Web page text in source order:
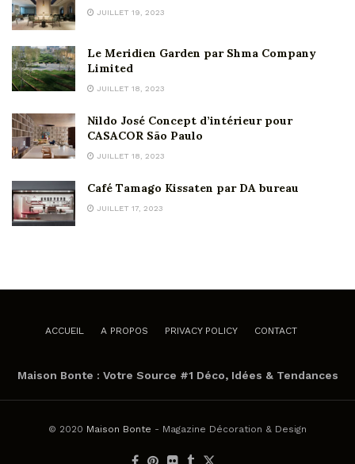
JUILLET 19, 2023
Le Meridien Garden par Shma Company
Limited
JUILLET 18, 2023
Nildo José Concept d’intérieur pour
CASACOR São Paulo
JUILLET 18, 2023
Café Tamago Kissaten par DA bureau
JUILLET 17, 2023
ACCUEIL A PROPOS PRIVACY POLICY CONTACT
Maison Bonte : Votre Source #1 Déco, Idées & Tendances
© 2020 Maison Bonte - Magazine Décoration & Design